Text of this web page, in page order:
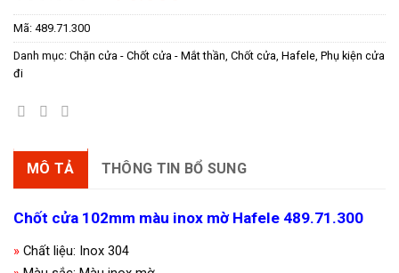
gốc
130.000 ₫.
hiện
là:
Mã: 489.71.300
Danh mục: Chặn cửa - Chốt cửa - Mắt thần, Chốt cửa, Hafele, Phụ kiện cửa
đi
MÔ TẢ THÔNG TIN BỔ SUNG
Chốt cửa 102mm màu inox mờ Hafele 489.71.300
» Chất liệu: Inox 304